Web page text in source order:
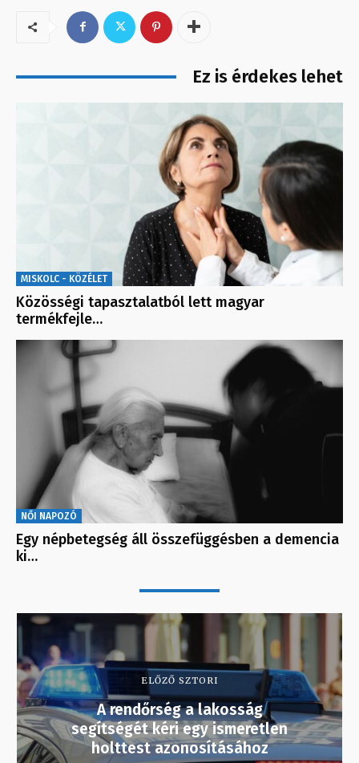
Ez is érdekes lehet
MISKOLC - KÖZÉLET
Közösségi tapasztalatból lett magyar
termékfejle…
NŐI NAPOZÓ
Egy népbetegség áll összefüggésben a demencia
ki…
ELŐZŐ SZTORI
A rendőrség a lakosság
segítségét kéri egy ismeretlen
holttest azonosításához